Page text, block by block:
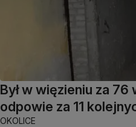
Był w więzieniu za 76
odpowie za 11
OKOLICE